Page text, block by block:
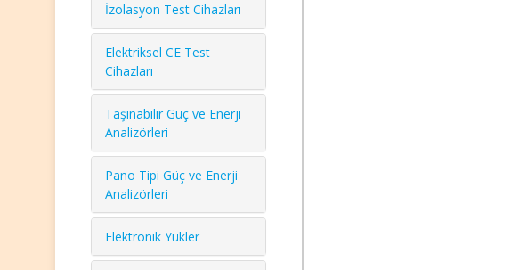
İzolasyon Test Cihazları
Elektriksel CE Test
Cihazları
Taşınabilir Güç ve Enerji
Analizörleri
Pano Tipi Güç ve Enerji
Analizörleri
Elektronik Yükler